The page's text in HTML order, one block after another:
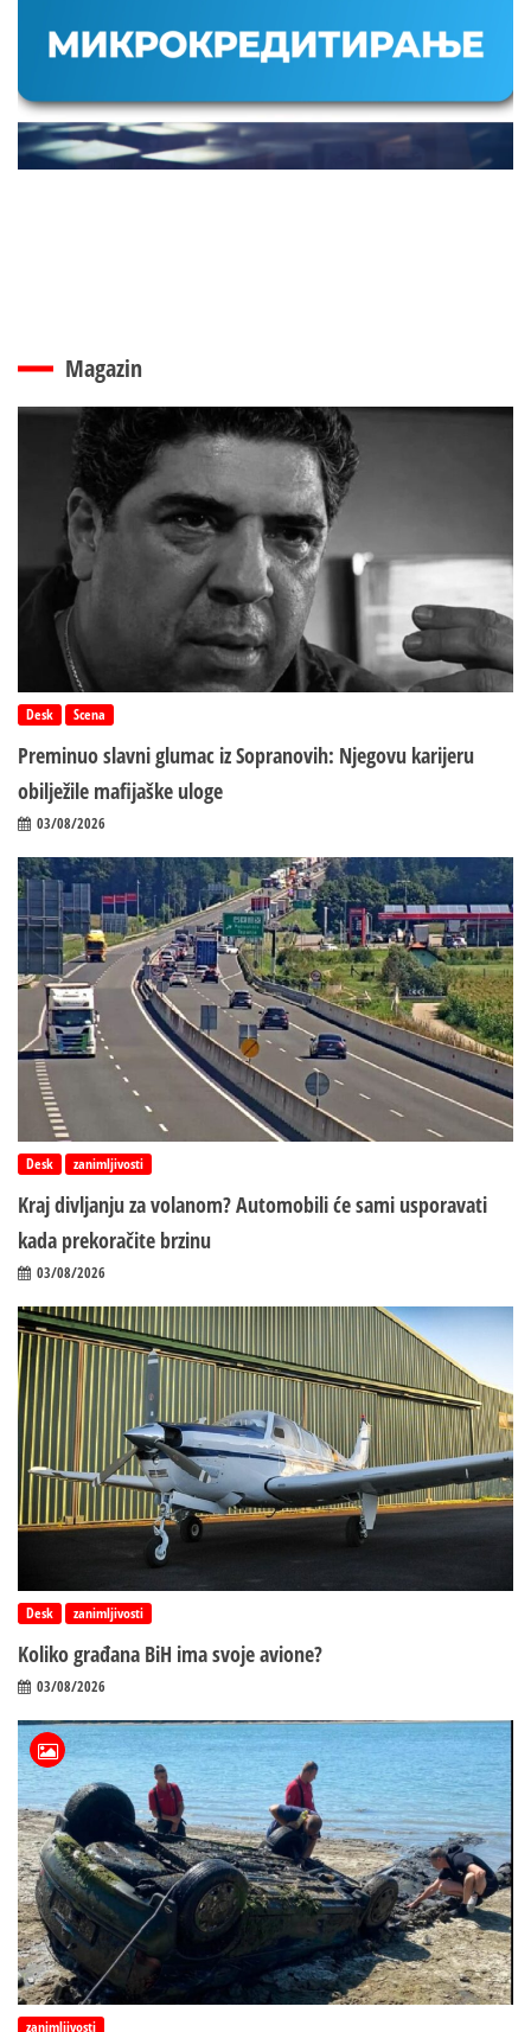
Magazin
Desk Scena
Preminuo slavni glumac iz Sopranovih: Njegovu karijeru
obilježile mafijaške uloge
03/08/2026
Desk zanimljivosti
Kraj divljanju za volanom? Automobili će sami usporavati
kada prekoračite brzinu
03/08/2026
Desk zanimljivosti
Koliko građana BiH ima svoje avione?
03/08/2026
zanimljivosti